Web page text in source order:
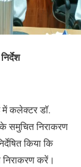
कलेक्टर डॉ.
समुचित निराकरण
किया कि
करें।